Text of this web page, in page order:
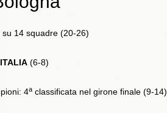
su 14 squadre (20-26)
(6-8)
4a classificata nel girone finale (9-14)